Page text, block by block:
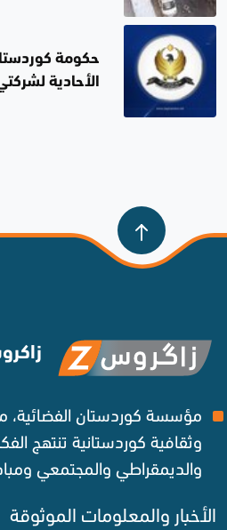
حكومة
الأحادية
مؤسسة كوردستان الفضائية،
وثقافية كوردستانية تنتهج
والديمقراطي والمجتمعي
الأخبار والمعلومات الموثوقة‌